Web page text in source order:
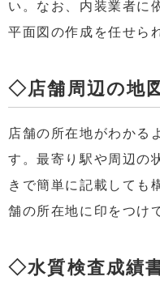
い。なお、内装業者に
平面図の作成を任せら
◇店舗周辺の地
店舗の所在地がわかる
す。最寄り駅や周辺の
きで簡単に記載しても
舗の所在地に印をつけ
◇水質検査成績